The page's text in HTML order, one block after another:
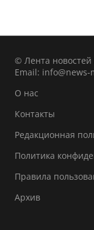
© Лента
Email: info@news-
О нас
Контакты
Редакционная
Политика
Правила
Архив